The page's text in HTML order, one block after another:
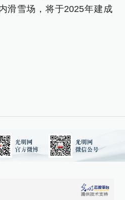
滑雪场，将于2025年建成